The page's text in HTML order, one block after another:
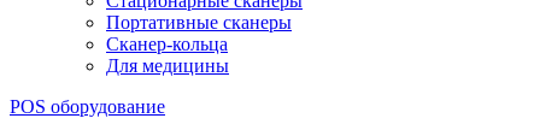
Портативные сканеры
Сканер-кольца
Для медицины
POS оборудование